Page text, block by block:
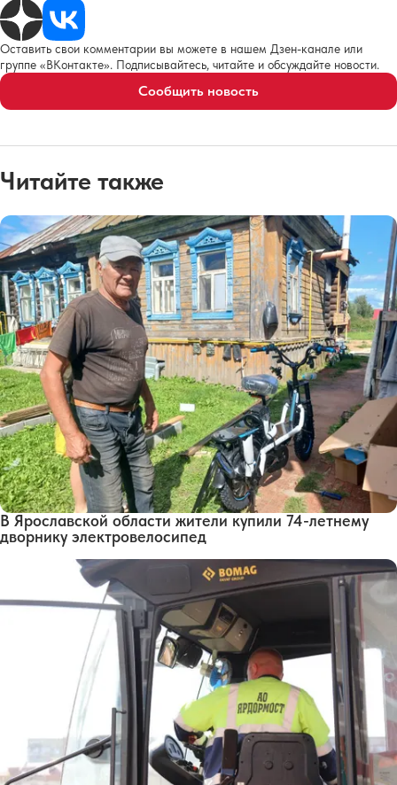
Оставить свои комментарии вы можете в нашем Дзен-канале или
группе «ВКонтакте». Подписывайтесь, читайте и обсуждайте новости.
Сообщить новость
Читайте также
В Ярославской области жители купили 74-летнему
дворнику электровелосипед